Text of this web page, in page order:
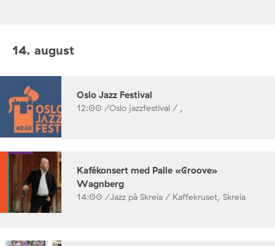
14. august
Oslo Jazz Festival
12:00 /Oslo jazzfestival / ,
Kafékonsert med Palle «Groove»
Wagnberg
14:00 /Jazz på Skreia / Kaffekruset, Skreia